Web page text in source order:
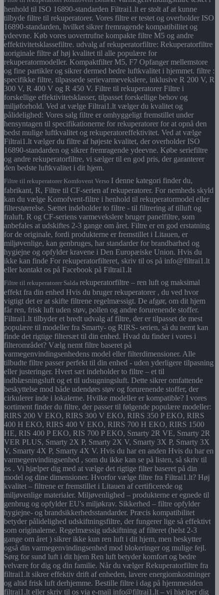
henhold til ISO 16890-standarden Filtrai1.lt er stolt af at kunne
tilbyde filtre til rekuperatorer. Vores filtre er testet og overholder ISO
16890-standarden, hvilket sikrer fremragende kompatibilitet og
ydeevne. Køb vores uovertrufne kompakte filtre M5 og andre
effektivitetsklassefiltre. udvalg af rekuperatorfiltre: Rekuperatorfiltre
uoriginale filtre af høj kvalitet til alle populære for
rekuperatormodeller. Kompaktfilter M5, F7 Opfanger mellemstore
og fine partikler og sikrer dermed bedre luftkvalitet i hjemmet. filtre :
specifikke filtre, tilpassede serievarmevekslere, inklusive R 200 V, R
300 V, R 400 V og R 450 V. Filtre til rekuperatorer Filtre i
forskellige effektivitetsklasser, tilpasset forskellige behov og
miljøforhold. Ved at vælge Filtrai1.lt vælger du kvalitet og
pålidelighed: Vores salg filtre er omhyggeligt fremstillet under
hensyntagen til specifikationerne for rekuperatorer for at opnå den
bedst mulige luftkvalitet og rekuperatoreffektivitet. Ved at vælge
Filtrai1.lt vælger du filtre af højeste kvalitet, der overholder ISO
16890-standarden og sikrer fremragende ydeevne. Købe seriefiltre
og andre rekuperatorfiltre, vi sælger til en god pris, der garanterer
den bedste luftkvalitet i dit hjem.
Filtre til rekuperatorer Komfovent Verso I denne kategori finder du,
fabrikant, R, Filtre til CF-serien af rekuperatorer. For nemheds skyld
kan du vælge Komofvent-filtre i henhold til rekuperatormodel eller
filterstørrelse. Sættet indeholder to filtre - til filtrering af tilluft og
fraluft. R og CF-seriens varmevekslere bruger panelfiltre, som
anbefales at udskiftes 2-3 gange om året. Filtre er en god erstatning
for de originale, fordi produkterne er fremstillet i Litauen, er
miljøvenlige, kan genbruges, har standarder for brandbarhed og
hygiejne og opfylder kravene i Den Europæiske Union. Hvis du
ikke kan finde For rekuperatorfilteret, skriv til os på info@filtrai1.lt
eller kontakt os på Facebook på Filtrai1.lt
Filtre til rekuperatorer Salda rekuperatorfiltre – ren luft og maksimal
effekt fra din enhed Hvis du bruger rekuperatorer , du ved hvor
vigtigt det er at skifte filtrene regelmæssigt. De afgør, om dit hjem
får ren, frisk luft uden støv, pollen og andre forurenende stoffer.
Filtrai1.lt tilbyder et bredt udvalg af filtre, der er tilpasset de mest
populære til modeller fra Smarty- og RIRS- serien, så du nemt kan
finde det rigtige filtersæt til din enhed. Hvad du finder i vores i
filterområdet? Vælg nemt filtre baseret på
varmegenvindingsenhedens model eller filterdimensioner. Alle
tilbudte filtre passer perfekt til din enhed - uden yderligere tilpasning
eller justeringer. Hvert sæt indeholder to filtre – et til
indblæsningsluft og et til udsugningsluft. Dette sikrer omfattende
beskyttelse mod både udendørs støv og forurenende stoffer, der
cirkulerer inde i lokalerne. Hvilke modeller er kompatible? I vores
sortiment finder du filtre, der passer til følgende populære modeller:
RIRS 200 V EKO, RIRS 300 V EKO, RIRS 350 P EKO, RIRS
400 H EKO, RIRS 400 V EKO, RIRS 700 H EKO, RIRS 1500
HE, RIS 400 P EKO, RIS 700 P EKO, Smarty 2R VE, Smarty 2R
VER PLUS, Smarty 2X P, Smarty 2X V, Smarty 3X P, Smarty 3X
V, Smarty 4X P, Smarty 4X V. Hvis du har en anden Hvis du har en
varmegenvindingsenhed , som du ikke kan se på listen, så skriv til
os . Vi hjælper dig med at vælge det rigtige filter baseret på din
model og dine dimensioner. Hvorfor vælge filtre fra Filtrai1.lt? Høj
kvalitet – filtrene er fremstillet i Litauen af certificerede og
miljøvenlige materialer. Miljøvenlighed – produkterne er egnede til
genbrug og opfylder EU's miljøkrav. Sikkerhed – filtre opfylder
hygiejne- og brandsikkerhedsstandarder. Præcis kompatibilitet
betyder pålidelighed udskiftningsfiltre, der fungerer lige så effektivt
som originalerne. Regelmæssig udskiftning af filteret (helst 2-3
gange om året ) sikrer ikke kun ren luft i dit hjem, men beskytter
også din varmegenvindingsenhed mod blokeringer og mulige fejl.
Sørg for sund luft i dit hjem Ren luft betyder komfort og bedre
velvære for dig og din familie. Når du vælger Rekuperatorfiltre fra
filtrai1.lt sikrer effektiv drift af enheden, lavere energiomkostninger
og altid frisk luft derhjemme. Bestille filtre i dag på hjemmesiden
filtrai1.lt eller skriv til os via e-mail info@filtrai1.lt – vi hjælper dig